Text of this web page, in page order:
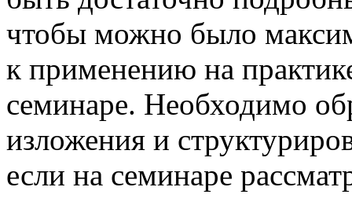
чтобы можно было
к применению на
семинаре. Необходимо
изложения и
если на семинаре